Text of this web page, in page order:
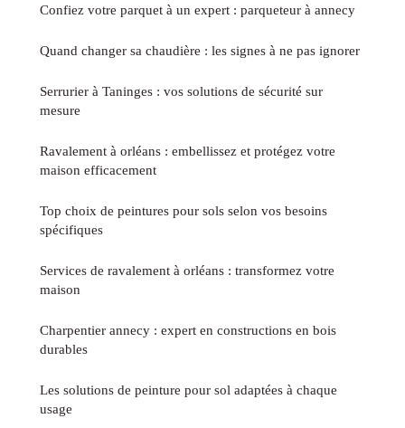
Confiez votre parquet à un expert : parqueteur à annecy
Quand changer sa chaudière : les signes à ne pas ignorer
Serrurier à Taninges : vos solutions de sécurité sur
mesure
Ravalement à orléans : embellissez et protégez votre
maison efficacement
Top choix de peintures pour sols selon vos besoins
spécifiques
Services de ravalement à orléans : transformez votre
maison
Charpentier annecy : expert en constructions en bois
durables
Les solutions de peinture pour sol adaptées à chaque
usage